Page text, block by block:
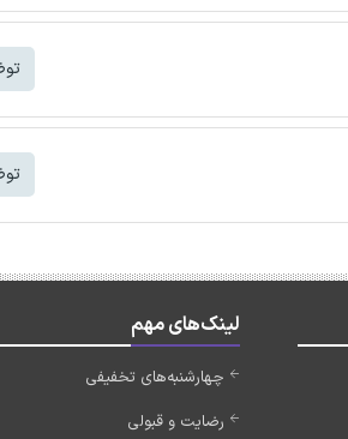
لینک‌های مهم
چهارشنبه‌های تخفیفی
رضایت و قبولی